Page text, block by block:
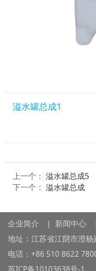
溢水罐总成1
上一个： 溢水罐总成5
下一个： 溢水罐总成
企业简介 | 新闻中心
地址：江苏省江阴市澄
电话：+86 510 8622